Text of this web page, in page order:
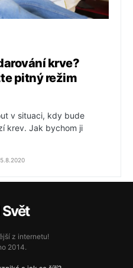
krve?
pitný režim
v situaci, kdy bude
krev. Jak bychom ji
z internetu!
2014.